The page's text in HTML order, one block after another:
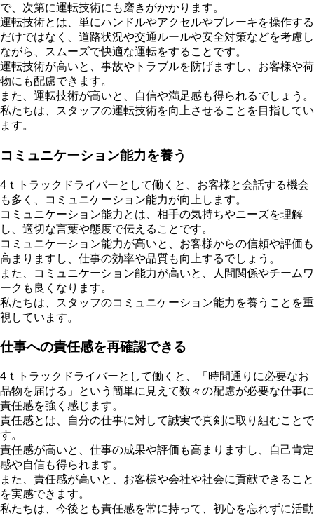
で、次第に運転技術にも磨きがかかります。
運転技術とは、単にハンドルやアクセルやブレーキを操作する
だけではなく、道路状況や交通ルールや安全対策などを考慮し
ながら、スムーズで快適な運転をすることです。
運転技術が高いと、事故やトラブルを防げますし、お客様や荷
物にも配慮できます。
また、運転技術が高いと、自信や満足感も得られるでしょう。
私たちは、スタッフの運転技術を向上させることを目指してい
ます。
コミュニケーション能力を養う
4ｔトラックドライバーとして働くと、お客様と会話する機会
も多く、コミュニケーション能力が向上します。
コミュニケーション能力とは、相手の気持ちやニーズを理解
し、適切な言葉や態度で伝えることです。
コミュニケーション能力が高いと、お客様からの信頼や評価も
高まりますし、仕事の効率や品質も向上するでしょう。
また、コミュニケーション能力が高いと、人間関係やチームワ
ークも良くなります。
私たちは、スタッフのコミュニケーション能力を養うことを重
視しています。
仕事への責任感を再確認できる
4ｔトラックドライバーとして働くと、「時間通りに必要なお
品物を届ける」という簡単に見えて数々の配慮が必要な仕事に
責任感を強く感じます。
責任感とは、自分の仕事に対して誠実で真剣に取り組むことで
す。
責任感が高いと、仕事の成果や評価も高まりますし、自己肯定
感や自信も得られます。
また、責任感が高いと、お客様や会社や社会に貢献できること
を実感できます。
私たちは、今後とも責任感を常に持って、初心を忘れずに活動